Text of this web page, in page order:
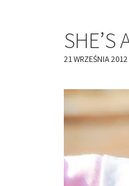
SHE’S
21 WRZEŚNIA 2012